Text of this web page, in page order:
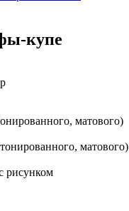
купе
матового)
матового)
рисунком